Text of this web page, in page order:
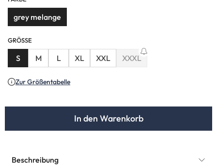
grey melange
GRÖSSE
S M L XL XXL XXXL
Zur Größentabelle
In den Warenkorb
Beschreibung